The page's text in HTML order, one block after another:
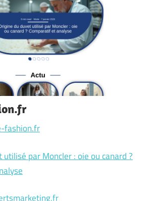
fashion.fr
utilisé par Moncler : oie ou canard ?